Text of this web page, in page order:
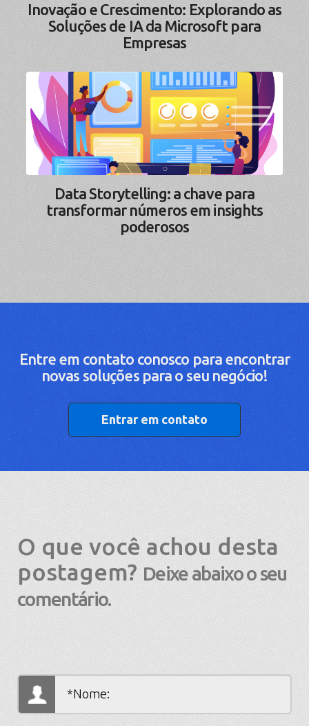
Inovação e Crescimento: Explorando as
Soluções de IA da Microsoft para
Empresas
Data Storytelling: a chave para
transformar números em insights
poderosos
Entre em contato conosco para encontrar
novas soluções para o seu negócio!
Entrar em contato
O que você achou desta
postagem? Deixe abaixo o seu
comentário.